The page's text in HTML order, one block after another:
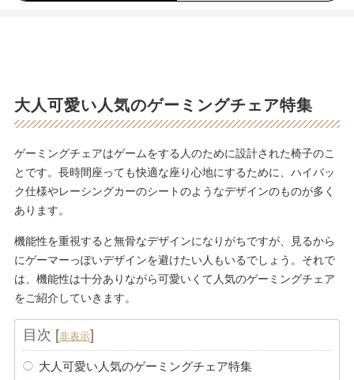
大人可愛い人気のゲーミングチェア特集
ゲーミングチェアはゲームをする人のために設計された椅子のこ
とです。長時間座っても快適な座り心地にするために、ハイバッ
ク仕様やレーシングカーのシートのようなデザインのものが多く
あります。
機能性を重視すると無骨なデザインになりがちですが、見るから
にゲーマーっぽいデザインを避けたい人もいるでしょう。それで
は、機能性は十分ありながら可愛いくて人気のゲーミングチェア
をご紹介していきます。
目次 [非表示]
大人可愛い人気のゲーミングチェア特集